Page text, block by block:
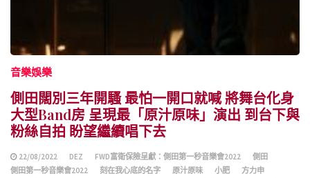
音樂娛樂
側田闊別三年開騷 最怕一開口就喊 將舞台化身
大型Band房 呈現最「原汁原味」演出 到台下與
粉絲自拍 盼望繼續唱下去
22/08/2022 DEZ FWD富衛保險呈獻：側田第一秒音樂會2022
側田
側田第一秒音樂會2022
刻在我心底的名字 原汁原味 小肥
方力申